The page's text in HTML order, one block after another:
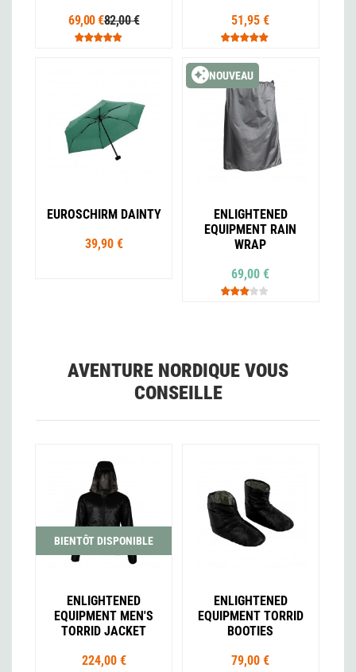
69,00 €82,00 €
51,95 €
EUROSCHIRM DAINTY
39,90 €
NOUVEAU
ENLIGHTENED
EQUIPMENT RAIN
WRAP
69,00 €
AVENTURE NORDIQUE VOUS
CONSEILLE
BIENTÔT DISPONIBLE
ENLIGHTENED
EQUIPMENT MEN'S
TORRID JACKET
224,00 €
ENLIGHTENED
EQUIPMENT TORRID
BOOTIES
79,00 €